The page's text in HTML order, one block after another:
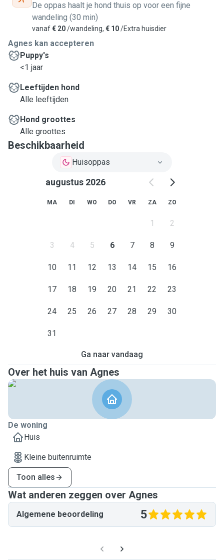
De oppas haalt je hond thuis op voor een fijne
wandeling (30 min)
vanaf€ 20/wandeling, € 10/Extra huisdier
Agnes kan accepteren
Puppy's
<1 jaar
Leeftijden hond
Alle leeftijden
Hond groottes
Alle groottes
Beschikbaarheid
Huisoppas
augustus 2026
MA DI WO DO VR ZA ZO
1 2
3 4 5 6 7 8 9
10 11 12 13 14 15 16
17 18 19 20 21 22 23
24 25 26 27 28 29 30
31
Ga naar vandaag
Over het huis van Agnes
De woning
Huis
Kleine buitenruimte
Toon alles
Wat anderen zeggen over Agnes
Algemene beoordeling 5